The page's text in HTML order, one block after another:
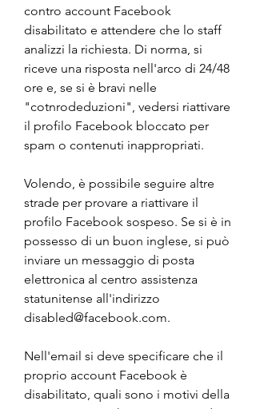
contro account Facebook
disabilitato e attendere che lo staff
analizzi la richiesta. Di norma, si
riceve una risposta nell'arco di 24/48
ore e, se si è bravi nelle
"cotnrodeduzioni", vedersi riattivare
il profilo Facebook bloccato per
spam o contenuti inappropriati.
Volendo, è possibile seguire altre
strade per provare a riattivare il
profilo Facebook sospeso. Se si è in
possesso di un buon inglese, si può
inviare un messaggio di posta
elettronica al centro assistenza
statunitense all'indirizzo
disabled@facebook.com.
Nell'email si deve specificare che il
proprio account Facebook è
disabilitato, quali sono i motivi della